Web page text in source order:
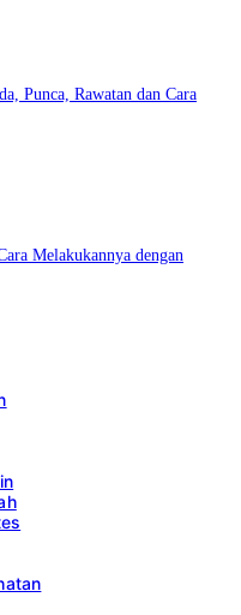
Punca, Rawatan dan Cara
Melakukannya dengan